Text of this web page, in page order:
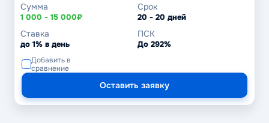
Сумма
1 000 - 15 000₽
Срок
20 - 20 дней
Ставка
до 1% в день
ПСК
До 292%
Добавить в
сравнение
Оставить заявку